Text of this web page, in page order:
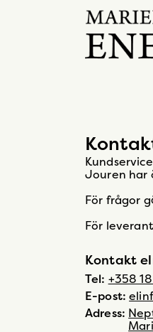
Gå
till
startsidan
Jouren har
För frågor
För
Kontakt
Tel: +358
E-post:
Adress: